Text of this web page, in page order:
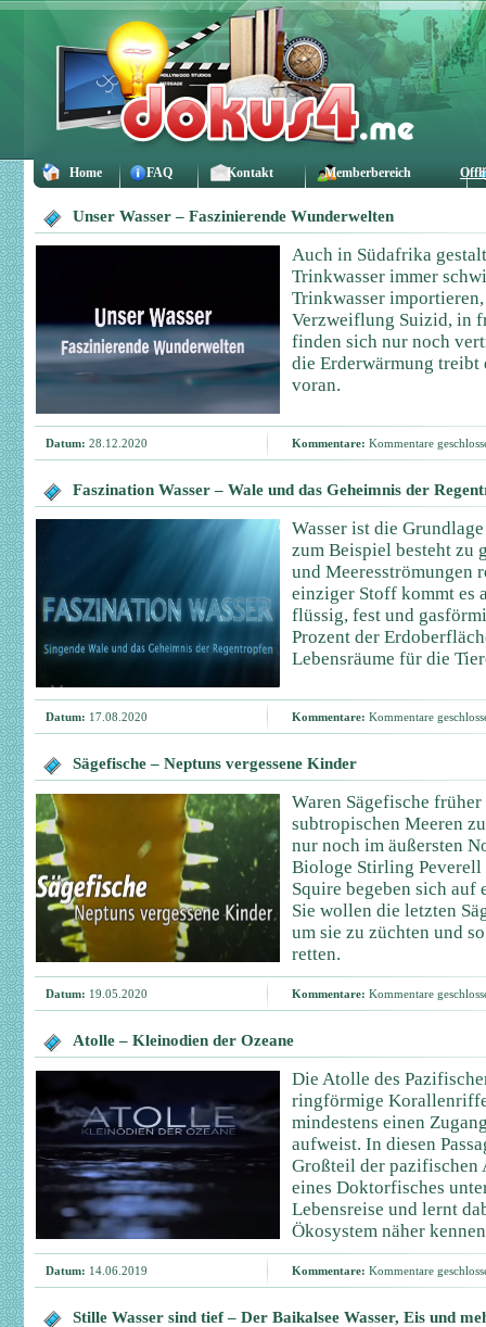
Home FAQ Kontakt Memberbereich
Unser Wasser – Faszinierende Wunderwelten
Auch in Südafrika
Trinkwasser immer
Trinkwasser
Verzweiflung Suizid, in
finden sich nur noch
die Erderwärmung
voran.
Datum: 28.12.2020 Kommentare: Kommentare
Faszination Wasser – Wale und das Geheimnis der
Wasser ist die
zum Beispiel besteht zu
und Meeresströmungen
einziger Stoff kommt es
flüssig, fest und
Prozent der
Lebensräume für die
Datum: 17.08.2020 Kommentare: Kommentare
Sägefische – Neptuns vergessene Kinder
Waren Sägefische
subtropischen Meeren
nur noch im äußersten
Biologe Stirling Peverell
Squire begeben sich auf
Sie wollen die letzten
um sie zu züchten und
retten.
Datum: 19.05.2020 Kommentare: Kommentare
Atolle – Kleinodien der Ozeane
Die Atolle des
ringförmige
mindestens einen
aufweist. In diesen
Großteil der pazifischen
eines Doktorfisches
Lebensreise und lernt
Ökosystem näher
Datum: 14.06.2019 Kommentare: Kommentare
Stille Wasser sind tief – Der Baikalsee Wasser, Eis und